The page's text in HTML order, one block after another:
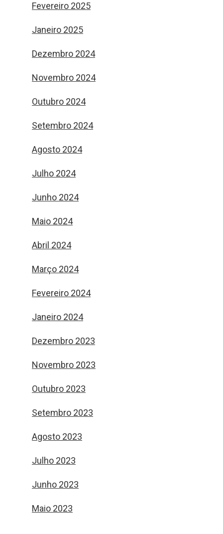
Fevereiro 2025
Janeiro 2025
Dezembro 2024
Novembro 2024
Outubro 2024
Setembro 2024
Agosto 2024
Julho 2024
Junho 2024
Maio 2024
Abril 2024
Março 2024
Fevereiro 2024
Janeiro 2024
Dezembro 2023
Novembro 2023
Outubro 2023
Setembro 2023
Agosto 2023
Julho 2023
Junho 2023
Maio 2023